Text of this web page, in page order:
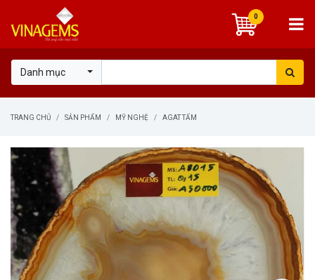
Danh mục
0
TRANG CHỦ SẢN PHẨM MỸ NGHỆ AGAT TẤM